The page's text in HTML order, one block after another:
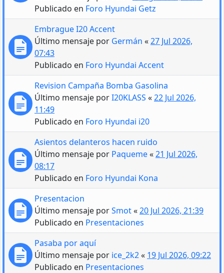
Publicado en Foro Hyundai Getz
Embrague I20 Accent
Último mensaje por Germán «27 Jul 2026,
07:43
Publicado en Foro Hyundai Accent
Revision Campaña Bomba Gasolina
Último mensaje porI20KLASS «22 Jul 2026,
11:49
Publicado en Foro Hyundai i20
Asientos delanteros hacen ruido
Último mensaje por Paqueme«21 Jul 2026,
08:17
Publicado en Foro Hyundai Kona
Presentacion
Último mensaje porSmot«20 Jul 2026, 21:39
Publicado en Presentaciones
Pasaba por aquí
Último mensaje por ice_2k2« 19 Jul 2026, 09:22
Publicado en Presentaciones